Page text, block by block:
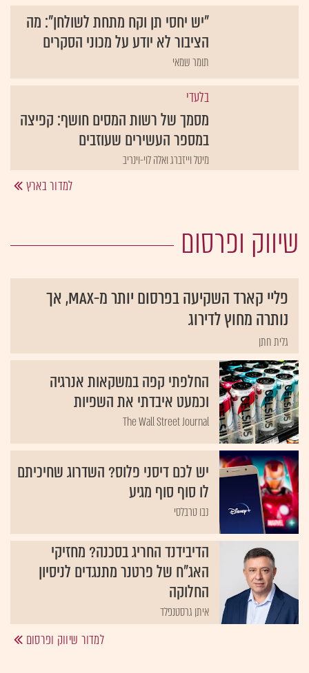
"יש יחסי תן וקח מתחת לשולחן": מה
הציבור לא יודע על מכוני הסקרים
תומר שמאי
בלעדי
מסמך של רשות המסים חושף: קפיצה
במספר העשירים שעוזבים
מיטל וייזברג ואלה לוי-וינריב
למדור בארץ
שיווק ופרסום
פליי קארד השקיעה בפרסום יותר מ-MAX, אך
נותרה מחוץ לדירוג
גלית חתן
החלפתי קפה במשקאות אנרגיה
וכמעט איבדתי את השפיות
The Wall Street Journal
יש לכם דיסני פלוס? השדרוג שחיכיתם
לו סוף סוף מגיע
נבו טרבלסי
הדיבידנד החריג בסכנה? מחזיקי
האג"ח של פרטנר מתנגדים לניסיון
החלוקה
איתן גרסטנפלד
למדור שיווק ופרסום